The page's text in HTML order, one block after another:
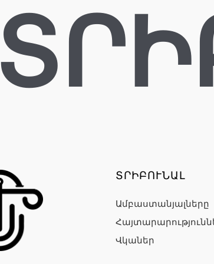
ՏՐԻԲՈՒՆԱԼ
Ամբաստանյալները
Վկաներ